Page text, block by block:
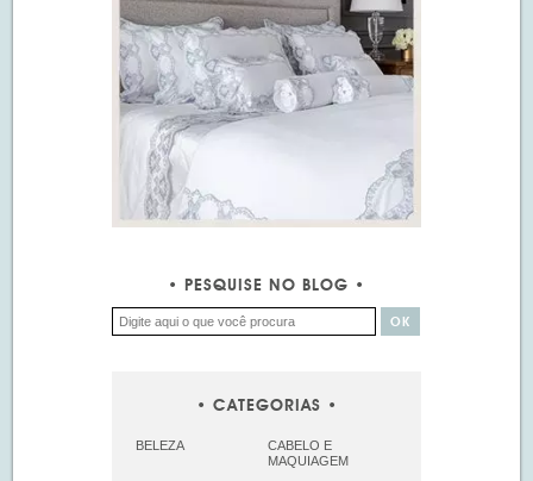
PESQUISE NO BLOG
CATEGORIAS
BELEZA
CABELO E
MAQUIAGEM